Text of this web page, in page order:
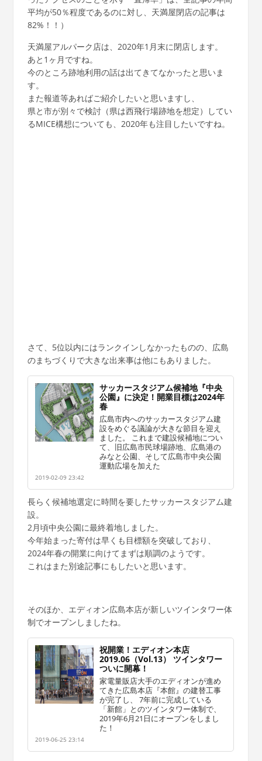
平均が50％程度であるのに対し、天満屋閉店の記事は
82%！！）
天満屋アルパーク店は、2020年1月末に閉店します。
あと1ヶ月ですね。
今のところ跡地利用の話は出てきてなかったと思いま
す。
また報道等あればご紹介したいと思いますし、
県と市が別々で検討（県は西飛行場跡地を想定）してい
るMICE構想についても、2020年も注目したいですね。
さて、5位以内にはランクインしなかったものの、広島
のまちづくりで大きな出来事は他にもありました。
サッカースタジアム候補地『中央
公園』に決定！開業目標は2024年
春
広島市内へのサッカースタジアム建
設をめぐる議論が大きな節目を迎え
ました。 これまで建設候補地につい
て、旧広島市民球場跡地、広島港の
みなと公園、そして広島市中央公園
運動広場を加えた
2019-02-09 23:42
長らく候補地選定に時間を要したサッカースタジアム建
設。
2月頃中央公園に最終着地しました。
今年始まった寄付は早くも目標額を突破しており、
2024年春の開業に向けてまずは順調のようです。
これはまた別途記事にもしたいと思います。
そのほか、エディオン広島本店が新しいツインタワー体
制でオープンしましたね。
祝開業！エディオン本店
2019.06（Vol.13） ツインタワー
ついに開幕！
家電量販店大手のエディオンが進め
てきた広島本店『本館』の建替工事
が完了し、 7年前に完成している
「新館」とのツインタワー体制で、
2019年6月21日にオープンをしまし
た！
2019-06-25 23:14